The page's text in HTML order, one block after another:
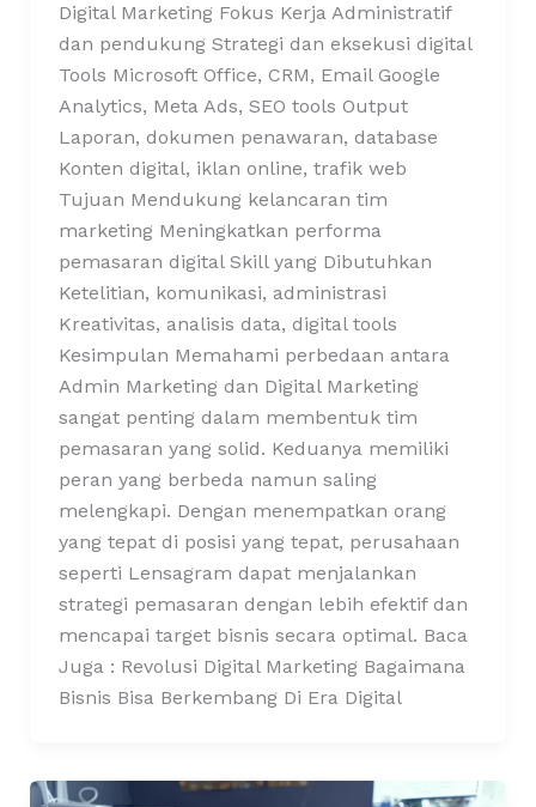
Digital Marketing Fokus Kerja Administratif
dan pendukung Strategi dan eksekusi digital
Tools Microsoft Office, CRM, Email Google
Analytics, Meta Ads, SEO tools Output
Laporan, dokumen penawaran, database
Konten digital, iklan online, trafik web
Tujuan Mendukung kelancaran tim
marketing Meningkatkan performa
pemasaran digital Skill yang Dibutuhkan
Ketelitian, komunikasi, administrasi
Kreativitas, analisis data, digital tools
Kesimpulan Memahami perbedaan antara
Admin Marketing dan Digital Marketing
sangat penting dalam membentuk tim
pemasaran yang solid. Keduanya memiliki
peran yang berbeda namun saling
melengkapi. Dengan menempatkan orang
yang tepat di posisi yang tepat, perusahaan
seperti Lensagram dapat menjalankan
strategi pemasaran dengan lebih efektif dan
mencapai target bisnis secara optimal. Baca
Juga : Revolusi Digital Marketing Bagaimana
Bisnis Bisa Berkembang Di Era Digital